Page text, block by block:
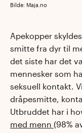
Bilde: Maja.no
Apekopper
smitte fra dyr til
det siste har det
mennesker som
seksuell kontakt.
dråpesmitte,
Utbruddet har i
med menn (98%